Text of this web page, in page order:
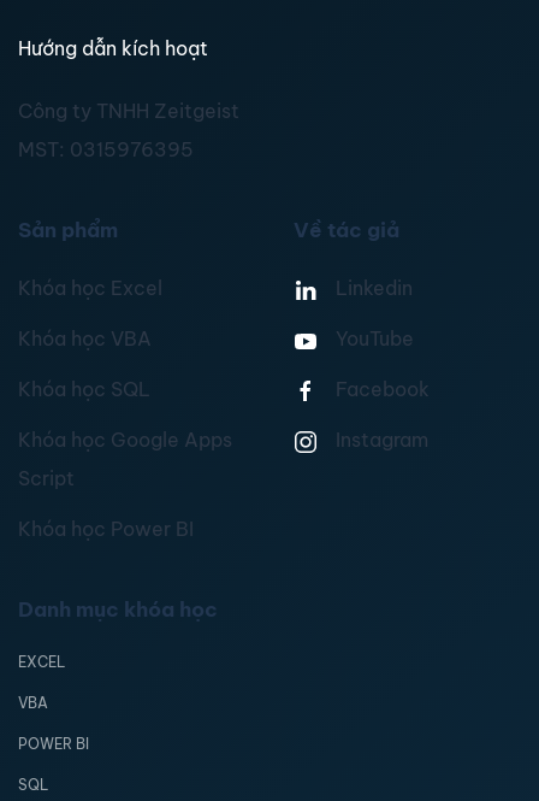
Hướng dẫn kích hoạt
Công ty TNHH Zeitgeist
MST: 0315976395
Sản phẩm
Khóa học Excel
Khóa học VBA
Khóa học SQL
Khóa học Google Apps
Script
Khóa học Power BI
Về tác giả
Linkedin
YouTube
Facebook
Instagram
Danh mục khóa học
EXCEL
VBA
POWER BI
SQL